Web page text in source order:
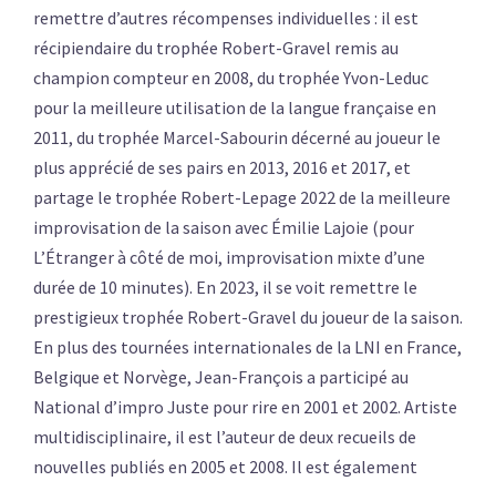
remettre d’autres récompenses individuelles : il est
récipiendaire du trophée Robert-Gravel remis au
champion compteur en 2008, du trophée Yvon-Leduc
pour la meilleure utilisation de la langue française en
2011, du trophée Marcel-Sabourin décerné au joueur le
plus apprécié de ses pairs en 2013, 2016 et 2017, et
partage le trophée Robert-Lepage 2022 de la meilleure
improvisation de la saison avec Émilie Lajoie (pour
L’Étranger à côté de moi, improvisation mixte d’une
durée de 10 minutes). En 2023, il se voit remettre le
prestigieux trophée Robert-Gravel du joueur de la saison.
En plus des tournées internationales de la LNI en France,
Belgique et Norvège, Jean-François a participé au
National d’impro Juste pour rire en 2001 et 2002. Artiste
multidisciplinaire, il est l’auteur de deux recueils de
nouvelles publiés en 2005 et 2008. Il est également